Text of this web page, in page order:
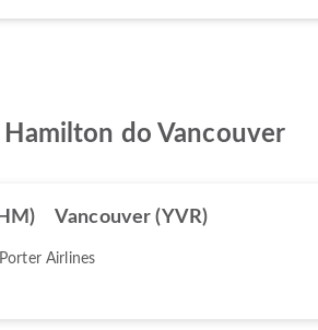
do Vancouver
Vancouver (YVR)
Porter Airlines